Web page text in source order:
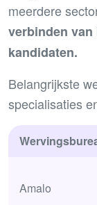
meerdere
verbinden
kandidaten.
Belangrijkste
specialisaties
Amalo